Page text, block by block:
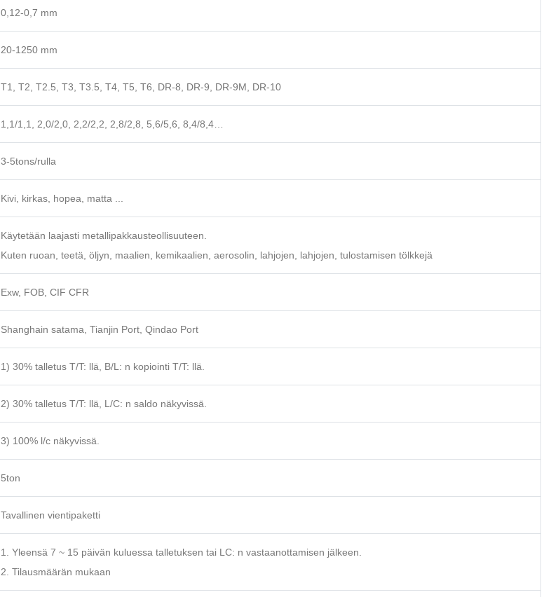
0,12-0,7 mm
20-1250 mm
T1, T2, T2.5, T3, T3.5, T4, T5, T6, DR-8, DR-9, DR-9M, DR-10
1,1/1,1, 2,0/2,0, 2,2/2,2, 2,8/2,8, 5,6/5,6, 8,4/8,4…
3-5tons/rulla
Kivi, kirkas, hopea, matta ...
Käytetään laajasti metallipakkausteollisuuteen.
Kuten ruoan, teetä, öljyn, maalien, kemikaalien, aerosolin, lahjojen, lahjojen, tulostamisen tölkkejä
Exw, FOB, CIF CFR
Shanghain satama, Tianjin Port, Qindao Port
1) 30% talletus T/T: llä, B/L: n kopiointi T/T: llä.
2) 30% talletus T/T: llä, L/C: n saldo näkyvissä.
3) 100% l/c näkyvissä.
5ton
Tavallinen vientipaketti
1. Yleensä 7 ~ 15 päivän kuluessa talletuksen tai LC: n vastaanottamisen jälkeen.
2. Tilausmäärän mukaan